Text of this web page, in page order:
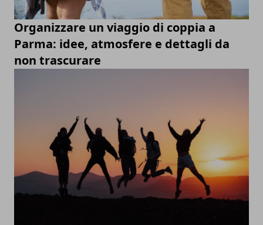
Organizzare un viaggio di coppia a
Parma: idee, atmosfere e dettagli da
non trascurare